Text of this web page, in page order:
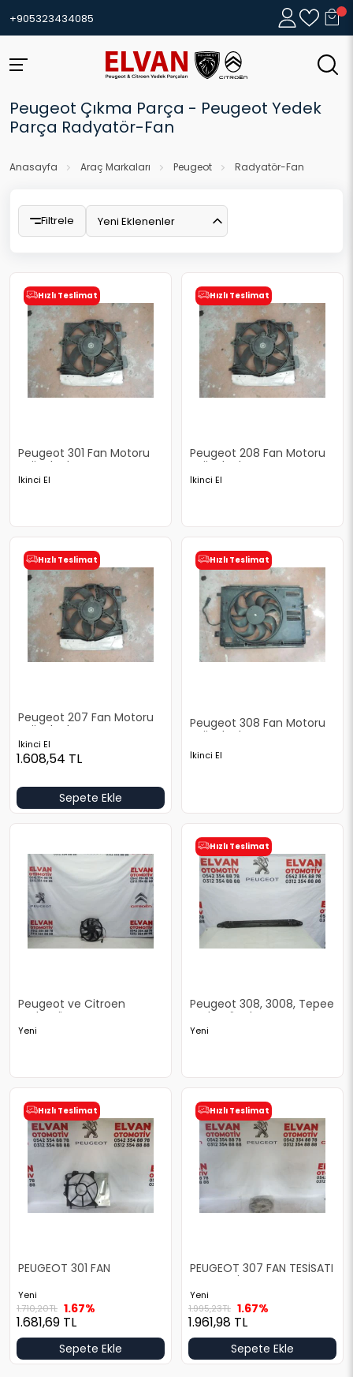
+905323434085
Peugeot Çıkma Parça - Peugeot Yedek
Parça Radyatör-Fan
Anasayfa Araç Markaları Peugeot Radyatör-Fan
Filtrele Yeni Eklenenler
Hızlı Teslimat
Peugeot 301 Fan Motoru
Orjinal Çıkma
İkinci El
Hızlı Teslimat
Peugeot 208 Fan Motoru
Orjinal Çıkma
İkinci El
Hızlı Teslimat
Peugeot 207 Fan Motoru
Orjinal Çıkma
İkinci El
1.608,54 TL
Sepete Ekle
Hızlı Teslimat
Peugeot 308 Fan Motoru
Orjinal Çıkma
İkinci El
Peugeot ve Citroen
Radyatör Fanı ve Motoru
Yeni
Hızlı Teslimat
Peugeot 308, 3008, Tepee
Radyatör Alt Sacı
Yeni
Hızlı Teslimat
PEUGEOT 301 FAN
Yeni
1.710,20TL 1.67%
1.681,69 TL
Sepete Ekle
Hızlı Teslimat
PEUGEOT 307 FAN TESİSATI
SIFIR ORJİNAL
Yeni
1.995,23TL 1.67%
1.961,98 TL
Sepete Ekle